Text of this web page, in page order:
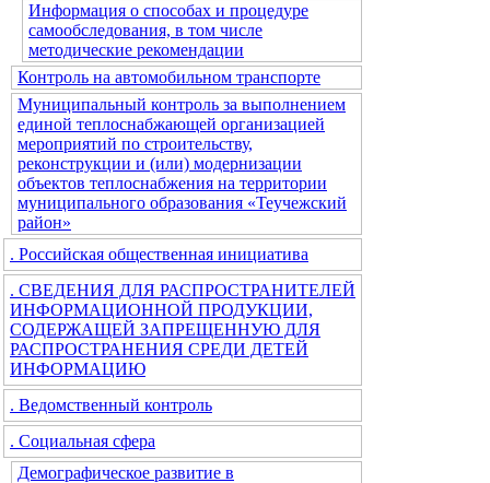
Информация о способах и процедуре
самообследования, в том числе
методические рекомендации
Контроль на автомобильном транспорте
Муниципальный контроль за выполнением
единой теплоснабжающей организацией
мероприятий по строительству,
реконструкции и (или) модернизации
объектов теплоснабжения на территории
муниципального образования «Теучежский
район»
. Российская общественная инициатива
. СВЕДЕНИЯ ДЛЯ РАСПРОСТРАНИТЕЛЕЙ
ИНФОРМАЦИОННОЙ ПРОДУКЦИИ,
СОДЕРЖАЩЕЙ ЗАПРЕЩЕННУЮ ДЛЯ
РАСПРОСТРАНЕНИЯ СРЕДИ ДЕТЕЙ
ИНФОРМАЦИЮ
. Ведомственный контроль
. Социальная сфера
Демографическое развитие в